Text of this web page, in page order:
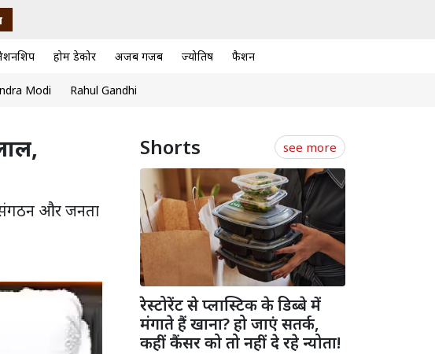
होम डेकोर अजब गजब ज्योतिष फैशन
Modi Rahul Gandhi
संगठन और जनता
Shorts see more
रेस्टोरेंट से प्लास्टिक के डिब्बे में
मंगाते हैं खाना? हो जाएं सतर्क,
कहीं कैंसर को तो नहीं दे रहे न्योता!